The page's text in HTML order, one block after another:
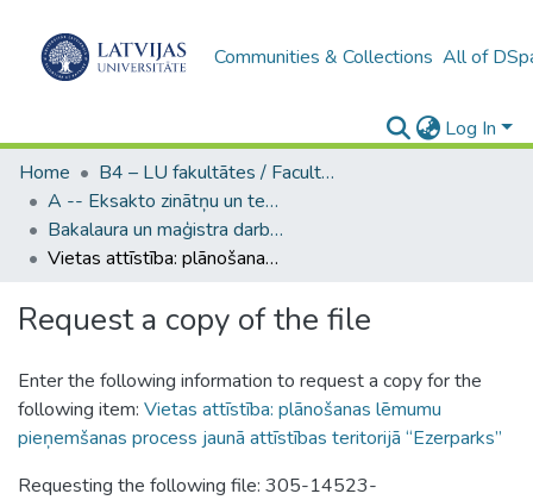
Communities & Collections All of
Log In
Home
B4 – LU fakultātes / Faculties of the UL
A -- Eksakto zinātņu un tehnoloģiju fakultāte / Faculty of Science and Technology
Bakalaura un maģistra darbi (EZTF) / Bachelor's and Master's theses
Vietas attīstība: plānošanas lēmumu pieņemšanas process jaunā attīstības teritorijā “Ezerparks”
Request a copy of the file
Enter the following information to request a copy for the
following item: Vietas attīstība: plānošanas lēmumu
pieņemšanas process jaunā attīstības teritorijā “Ezerparks”
Requesting the following file: 305-14523-